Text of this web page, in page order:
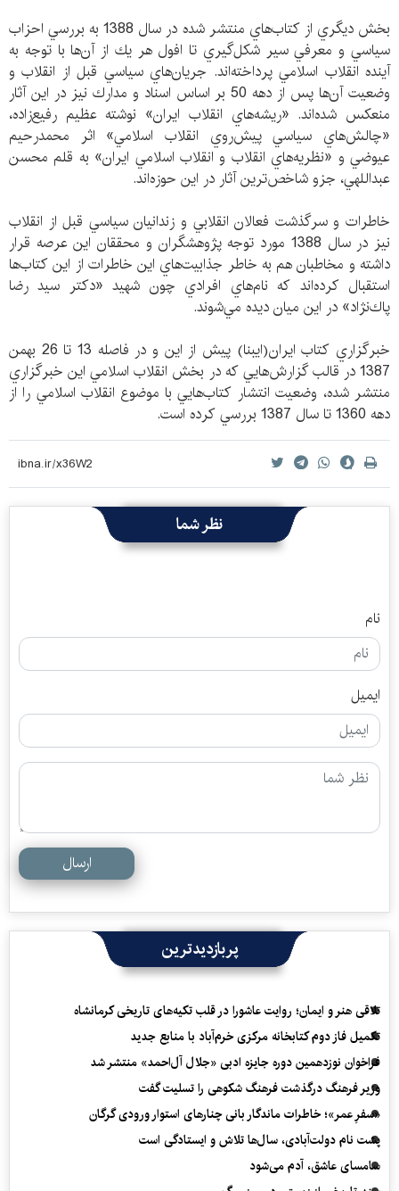
بخش ديگري از كتاب‌هاي منتشر شده در سال 1388 به بررسي احزاب
سياسي و معرفي سير شكل‌گيري تا افول هر يك از آن‌ها با توجه به
آينده انقلاب اسلامي پرداخته‌اند. جريان‌هاي سياسي قبل از انقلاب و
وضعيت آن‌ها پس از دهه 50 بر اساس اسناد و مدارك نيز در اين آثار
منعكس شده‌اند. «ريشه‌هاي انقلاب ايران» نوشته عظيم رفيع‌زاده،
«چالش‌هاي سياسي پيش‌روي انقلاب اسلامي» اثر محمدرحيم
عيوضي و «نظريه‌هاي انقلاب و انقلاب اسلامي ايران» به قلم محسن
عبداللهي، جزو شاخص‌ترين آثار در اين حوزه‌اند.
خاطرات و سرگذشت فعالان انقلابي و زندانيان سياسي قبل از انقلاب
نيز در سال 1388 مورد توجه پژوهشگران و محققان اين عرصه قرار
داشته و مخاطبان هم به خاطر جذابيت‌هاي اين خاطرات از اين كتاب‌ها
استقبال كرده‌اند كه نام‌هاي افرادي چون شهيد «دكتر سيد رضا
پاك‌نژاد» در اين ميان ديده مي‌شوند.
خبرگزاري كتاب ايران(ايبنا) پيش از اين و در فاصله 13 تا 26 بهمن
1387 در قالب‌ گزارش‌هايي كه در بخش انقلاب اسلامي اين خبرگزاري
منتشر شده، وضعيت انتشار كتاب‌هايي با موضوع انقلاب اسلامي را از
دهه 1360 تا سال 1387 بررسي كرده است.
نظر شما
نام
ایمیل
ارسال
پربازدیدترین
تلاقی هنر و ایمان؛ روایت عاشورا در قلب تکیه‌های تاریخی کرمانشاه
تکمیل فاز دوم کتابخانه مرکزی خرم‌آباد با منابع جدید
فراخوان نوزدهمین دوره جایزه ادبی «جلال آل‌احمد» منتشر شد
وزیر فرهنگ درگذشت فرهنگ شکوهی را تسلیت گفت
«سفرِ عمر»؛ خاطرات ماندگار بانی چنارهای استوار ورودی گرگان
پشت نام دولت‌آبادی، سال‌ها تلاش و ایستادگی است
سامسای عاشق، آدم می‌شود